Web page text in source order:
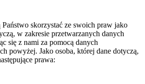
skorzystać ze swoich praw jako
w zakresie przetwarzanych danych
się z nami za pomocą danych
powyżej. Jako osoba, której dane dotyczą,
prawa: